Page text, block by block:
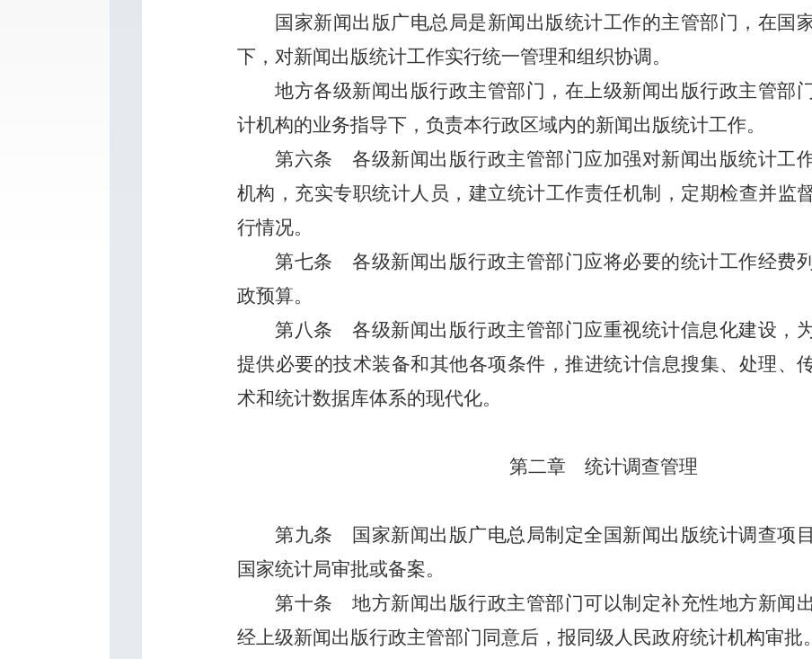
国家新闻出版广电总局是新闻出版统计工作的主管部门，在国
下，对新闻出版统计工作实行统一管理和组织协调。
地方各级新闻出版行政主管部门，在上级新闻出版行政主管部
计机构的业务指导下，负责本行政区域内的新闻出版统计工作。
第六条 各级新闻出版行政主管部门应加强对新闻出版统计工
机构，充实专职统计人员，建立统计工作责任机制，定期检查并监
行情况。
第七条 各级新闻出版行政主管部门应将必要的统计工作经费
政预算。
第八条 各级新闻出版行政主管部门应重视统计信息化建设，
提供必要的技术装备和其他各项条件，推进统计信息搜集、处理、
术和统计数据库体系的现代化。
第二章 统计调查管理
第九条 国家新闻出版广电总局制定全国新闻出版统计调查项
国家统计局审批或备案。
第十条 地方新闻出版行政主管部门可以制定补充性地方新闻
经上级新闻出版行政主管部门同意后，报同级人民政府统计机构审批。